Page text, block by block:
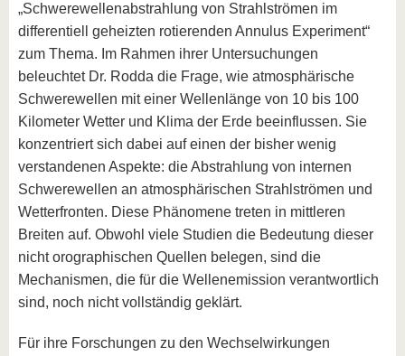
„Schwerewellenabstrahlung von Strahlströmen im
differentiell geheizten rotierenden Annulus Experiment“
zum Thema. Im Rahmen ihrer Untersuchungen
beleuchtet Dr. Rodda die Frage, wie atmosphärische
Schwerewellen mit einer Wellenlänge von 10 bis 100
Kilometer Wetter und Klima der Erde beeinflussen. Sie
konzentriert sich dabei auf einen der bisher wenig
verstandenen Aspekte: die Abstrahlung von internen
Schwerewellen an atmosphärischen Strahlströmen und
Wetterfronten. Diese Phänomene treten in mittleren
Breiten auf. Obwohl viele Studien die Bedeutung dieser
nicht orographischen Quellen belegen, sind die
Mechanismen, die für die Wellenemission verantwortlich
sind, noch nicht vollständig geklärt.
Für ihre Forschungen zu den Wechselwirkungen